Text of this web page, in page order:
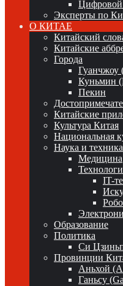
Эксперты по
О КИТАЕ
Китайский
Китайские
Города
Гуанчжоу
Куньмин
Пекин
Китайские
Культура Китая
Национальная
Наука и техника
Медицина
IT-
Образование
Политика
Си
Провинции
Аньхой
Ганьсу